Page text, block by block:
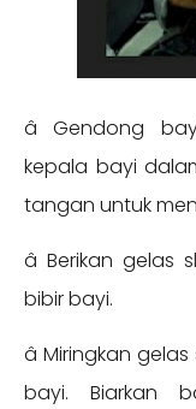
â­ Gendong
kepala bayi
tangan untuk
â­ Berikan gelas
bibir bayi.
â­ Miringkan
bayi. Biarkan